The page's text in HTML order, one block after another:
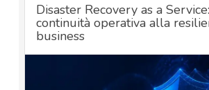
Disaster Recovery as a
continuità operativa alla
business